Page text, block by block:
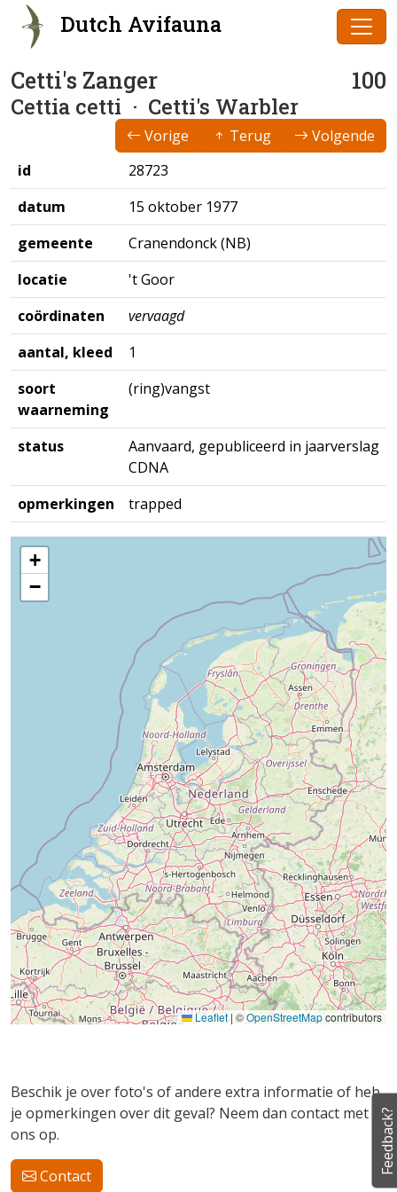
Dutch Avifauna
Cetti's Zanger 100
Cettia cetti · Cetti's Warbler
Vorige Terug
Volgende
id
28723
datum
15 oktober 1977
gemeente
Cranendonck (NB)
locatie
't Goor
coördinaten
vervaagd
aantal, kleed
1
soort
waarneming
(ring)vangst
status
Aanvaard, gepubliceerd in jaarverslag
CDNA
opmerkingen
trapped
+
−
Leaflet| ©OpenStreetMapcontributors
Beschik je over foto's of andere extra informatie of heb
je opmerkingen over dit geval? Neem dan contact met
ons op.
Contact
Feedback?